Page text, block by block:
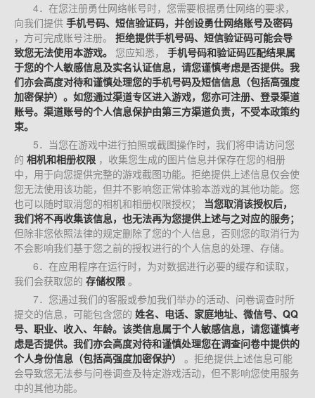
4．在您注册勇仕网络帐号时，您需要根据勇仕网络的要求，
向我们提供 手机号码、短信验证码，并创设勇仕网络账号及密码
，方可完成账号注册。
拒绝提供手机号码、短信验证码可能会导
致您无法使用本游戏。
您应知悉，
手机号码和验证码匹配结果属
于您的个人敏感信息及实名认证信息，请您谨慎考虑是否提供。我
们亦会高度对待和谨慎处理您的手机号码及短信信息（包括高强度
加密保护）。如您通过渠道专区进入游戏，您亦可注册、登录渠道
账号。渠道账号的个人信息保护由第三方渠道负责，不受本政策约
束。
5．当您在游戏中进行拍照或截图操作时，我们将申请访问您
的 相机和相册权限 ，收集您生成的图片信息并保存在您的相册
中，用于向您提供完整的游戏截图功能。拒绝提供上述信息仅会使
您无法使用该功能，但并不影响您正常体验本游戏的其他功能。您
也可以随时取消您的相机和相册权限授权；
当您取消该授权后，
我们将不再收集该信息，也无法再为您提供上述与之对应的服务；
但除非您依照法律的规定删除了您的个人信息，否则您的取消行为
不会影响我们基于您之前的授权进行的个人信息的处理、存储。
6．在应用程序在运行时，为对数据进行必要的缓存和读取，
我们会获取您的 存储权限 。
7．您通过我们的客服或参加我们举办的活动、问卷调查时所
提交的信息，可能包含您的 姓名、电话、家庭地址、微信号、QQ
号、职业、收入、年龄。该类信息属于个人敏感信息，请您谨慎考
虑是否提供。我们亦会高度对待和谨慎处理您在调查问卷中提供的
个人身份信息（包括高强度加密保护）
。拒绝提供上述信息可能
会导致您无法参与问卷调查及特定游戏活动，但不影响您使用服务
中的其他功能。